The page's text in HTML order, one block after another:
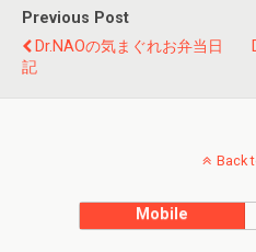
Previous Post
Dr.NAOの気まぐれお弁当日
記
Back
Mobile